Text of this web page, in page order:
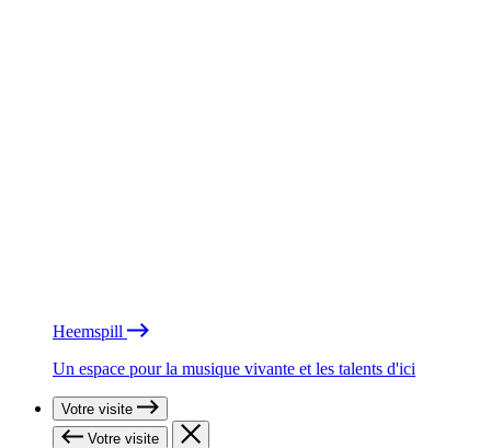
Heemspill
Un espace pour la musique vivante et les talents d'ici
Votre visite
Votre visite